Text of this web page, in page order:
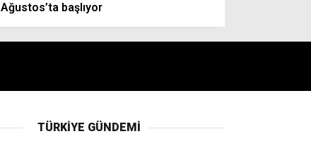
Ağustos’ta başlıyor
TÜRKIYE GÜNDEMI